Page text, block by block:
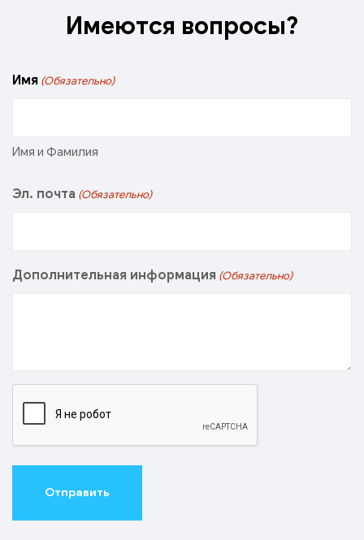
Имеются вопросы?
Имя (Обязательно)
Имя и Фамилия
Эл. почта (Обязательно)
Дополнительная информация (Обязательно)